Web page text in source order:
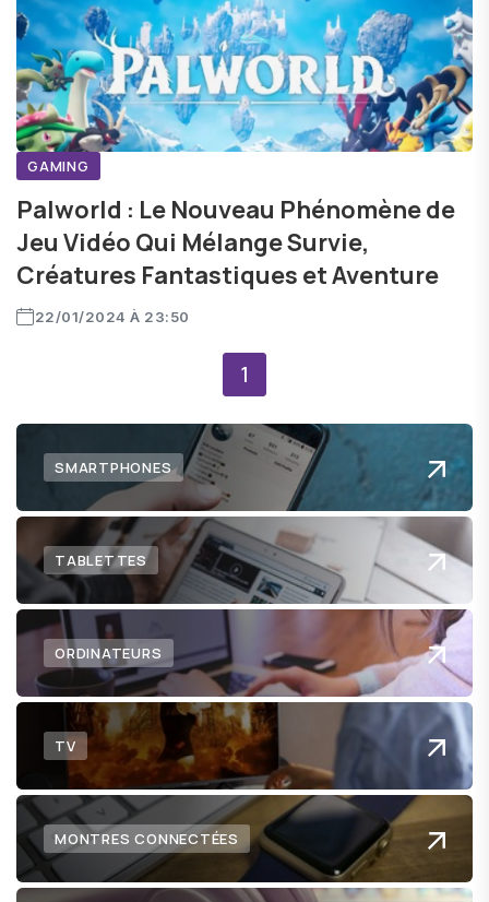
GAMING
Palworld : Le Nouveau Phénomène de
Jeu Vidéo Qui Mélange Survie,
Créatures Fantastiques et Aventure
22/01/2024 À 23:50
1
SMARTPHONES
TABLETTES
ORDINATEURS
TV
MONTRES CONNECTÉES